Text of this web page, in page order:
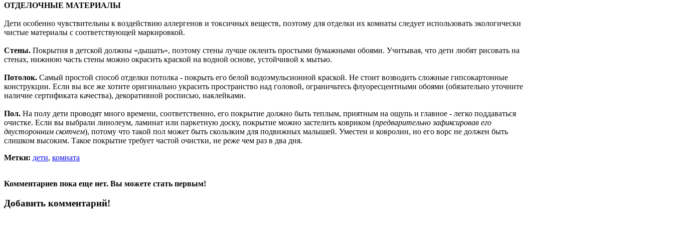
ОТДЕЛОЧНЫЕ МАТЕРИАЛЫ
Дети особенно чувствительны к воздействию аллергенов и токсичных веществ, поэтому для отделки их комнаты следует использовать экологически
чистые материалы с соответствующей маркировкой.
Стены. Покрытия в детской должны «дышать», поэтому стены лучше оклеить простыми бумажными обоями. Учитывая, что дети любят рисовать на
стенах, нижнюю часть стены можно окрасить краской на водной основе, устойчивой к мытью.
Потолок. Самый простой способ отделки потолка - покрыть его белой водоэмульсионной краской. Не стоит возводить сложные гипсокартонные
конструкции. Если вы все же хотите оригинально украсить пространство над головой, ограничьтесь флуоресцентными обоями (обязательно уточните
наличие сертификата качества), декоративной росписью, наклейками.
Пол. На полу дети проводят много времени, соответственно, его покрытие должно быть теплым, приятным на ощупь и главное - легко поддаваться
очистке. Если вы выбрали линолеум, ламинат или паркетную доску, покрытие можно застелить ковриком (предварительно зафиксировав его
двусторонним скотчем), потому что такой пол может быть скользким для подвижных малышей. Уместен и ковролин, но его ворс не должен быть
слишком высоким. Такое покрытие требует частой очистки, не реже чем раз в два дня.
Метки: дети, комната
Комментариев пока еще нет. Вы можете стать первым!
Добавить комментарий!